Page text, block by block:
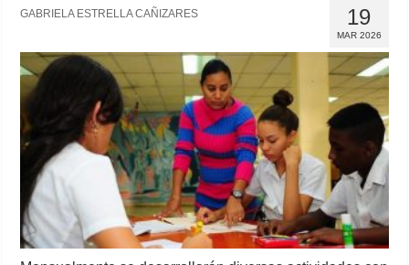
19
MAR 2026
GABRIELA ESTRELLA CAÑIZARES